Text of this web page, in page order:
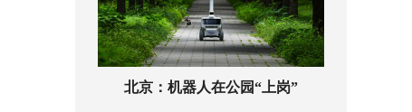
北京：机器人在公园“上岗”